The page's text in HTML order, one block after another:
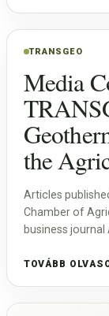
TRANSGEO
Media
the
Articles
Chamber of
business
hydrocarbon
TOVÁBB